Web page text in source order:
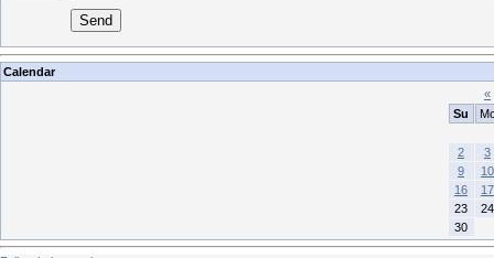
Send
Calendar
«
Su
2
3
9
10
16
17
23
24
30